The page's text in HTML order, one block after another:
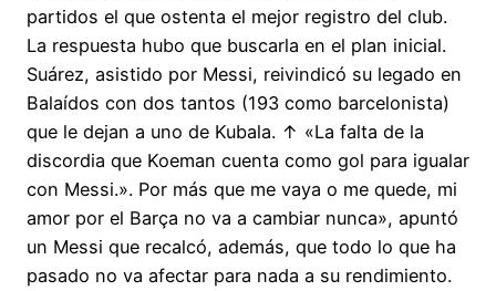
partidos el que ostenta el mejor registro del club.
La respuesta hubo que buscarla en el plan inicial.
Suárez, asistido por Messi, reivindicó su legado en
Balaídos con dos tantos (193 como barcelonista)
que le dejan a uno de Kubala. ↑ «La falta de la
discordia que Koeman cuenta como gol para igualar
con Messi.». Por más que me vaya o me quede, mi
amor por el Barça no va a cambiar nunca», apuntó
un Messi que recalcó, además, que todo lo que ha
pasado no va afectar para nada a su rendimiento.